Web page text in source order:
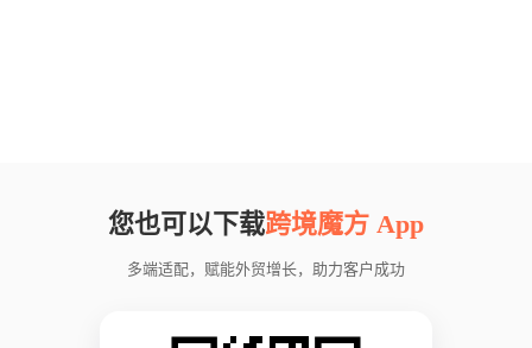
您也可以下载跨境魔方 App
多端适配，赋能外贸增长，助力客户成功